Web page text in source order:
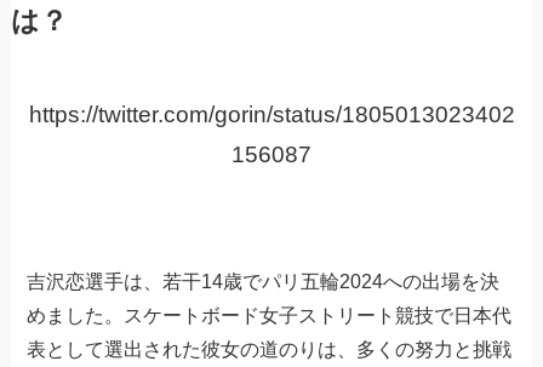
は？
https://twitter.com/gorin/status/1805013023402
156087
吉沢恋選手は、若干14歳でパリ五輪2024への出場を決
めました。スケートボード女子ストリート競技で日本代
表として選出された彼女の道のりは、多くの努力と挑戦